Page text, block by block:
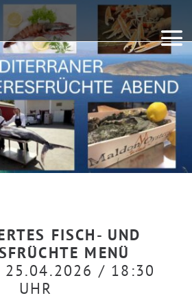
FISCH- UND
MENÜ
25.04.2026 / 18:30
UHR